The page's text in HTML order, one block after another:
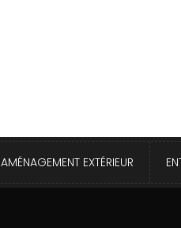
AMÉNAGEMENT EXTÉRIEUR